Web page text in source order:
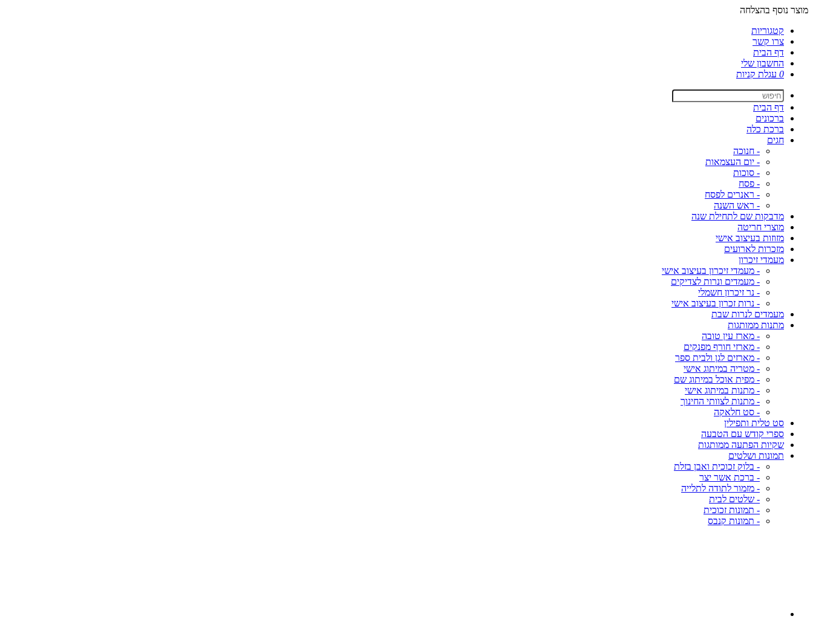
מוצר נוסף בהצלחה
קטגוריות
צרו קשר
דף הבית
החשבון שלי
0 עגלת קניות
דף הבית
ברכונים
ברכת כלה
חגים
- חנוכה
- יום העצמאות
- סוכות
- פסח
- ראנרים לפסח
- ראש השנה
מדבקות שם לתחילת שנה
מוצרי חריטה
מזוזות בעיצוב אישי
מזכרות לארועים
מעמדי זיכרון
- מעמדי זיכרון בעיצוב אישי
- מעמדים ונרות לצדיקים
- נר זיכרון חשמלי
- נרות זכרון בעיצוב אישי
מעמדים לנרות שבת
מתנות ממותגות
- מארז עין טובה
- מארזי חורף מפנקים
- מארזים לגן ולבית ספר
- מטריה במיתוג אישי
- מפית אוכל במיתוג שם
- מתנות במיתוג אישי
- מתנות לצוותי החינוך
- סט חלאקה
סט טלית ותפילין
ספרי קודש עם הטבעה
שקיות הפתעה ממותגות
תמונות ושלטים
- בלוק זכוכית ואבן בזלת
- ברכת אשר יצר
- מזמור לתודה לתלייה
- שלטים לבית
- תמונות זכוכית
- תמונות קנבס